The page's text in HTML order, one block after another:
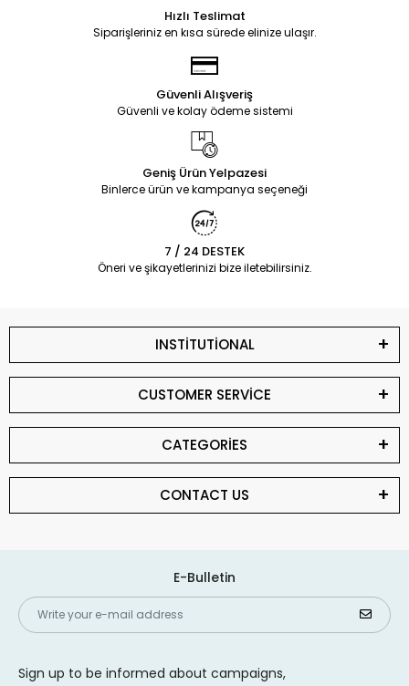
Hızlı Teslimat
Siparişleriniz en kısa sürede elinize ulaşır.
Güvenli Alışveriş
Güvenli ve kolay ödeme sistemi
Geniş Ürün Yelpazesi
Binlerce ürün ve kampanya seçeneği
7 / 24 DESTEK
Öneri ve şikayetlerinizi bize iletebilirsiniz.
INSTİTUTİONAL
CUSTOMER SERVİCE
CATEGORİES
CONTACT US
E-Bulletin
Sign up to be informed about campaigns,